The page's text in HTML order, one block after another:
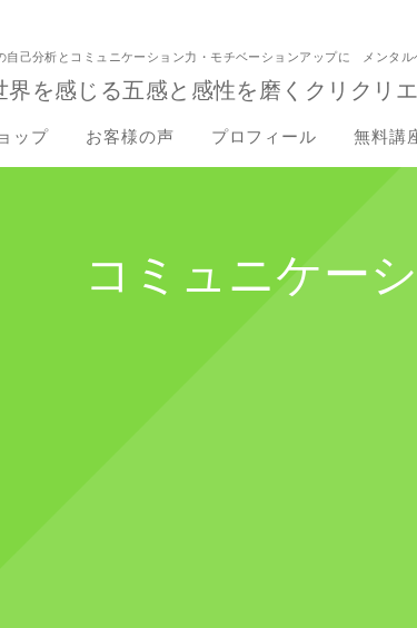
己分析とコミュニケーション力・モチベーションアップに メンタル
を感じる五感と感性を磨くクリクリ
ップ お客様の声 プロフィール 無料講
コミュニケー